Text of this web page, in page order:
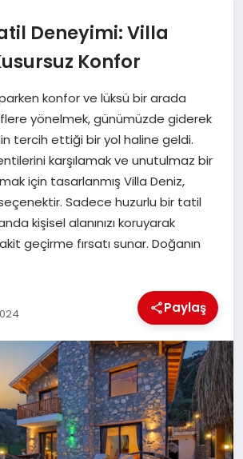
Deneyimi: Villa
Konfor
konfor ve lüksü bir arada
yönelmek, günümüzde giderek
tercih ettiği bir yol haline geldi.
karşılamak ve unutulmaz bir
için tasarlanmış Villa Deniz,
Sadece huzurlu bir tatil
kişisel alanınızı koruyarak
geçirme fırsatı sunar. Doğanın
Paylaş